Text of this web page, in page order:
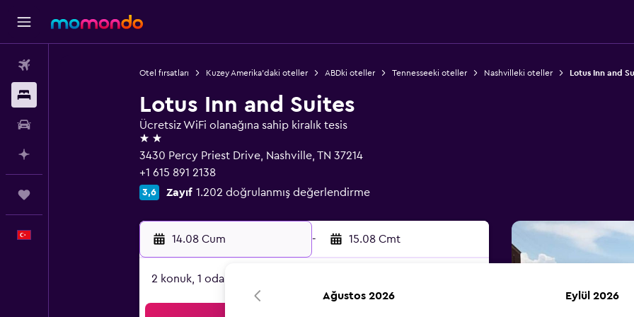
Otel fırsatları Kuzey Amerika'daki oteller ABDki oteller Tennesseeki oteller Nashvilleki oteller Lotus Inn and
Lotus Inn and Suites
Ücretsiz WiFi olanağına sahip kiralık tesis
2 yıldız
3430 Percy Priest Drive, Nashville, TN 37214
+1 615 891 2138
3,6 Zayıf 1.202 doğrulanmış değerlendirme
14.08 Cum - 15.08 Cmt
2 konuk, 1 oda
Ağustos 2026 Eylül 2026